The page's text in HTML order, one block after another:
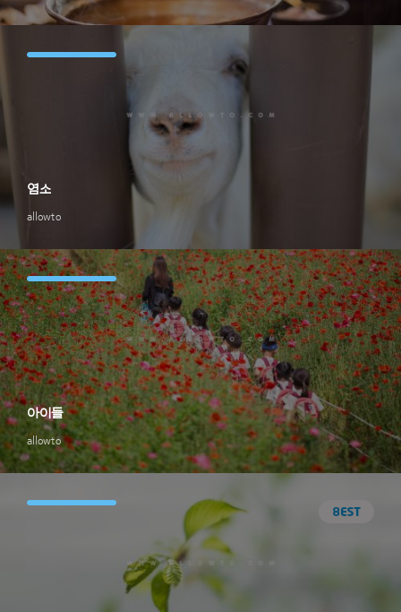
allowto
염소
allowto
아이들